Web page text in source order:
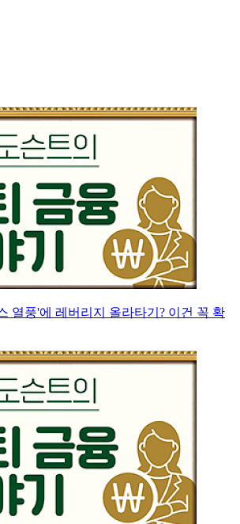
열풍'에 레버리지 올라타기? 이건 꼭 확